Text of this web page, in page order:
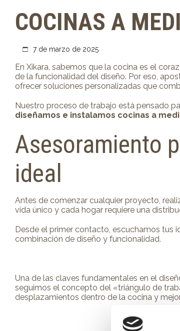
COCINAS A
7 de marzo de 2025
En Xikara, sabemos que la cocina es el
de la funcionalidad del diseño. Por eso,
ofrecer soluciones personalizadas que
Nuestro proceso de trabajo está pensado
diseñamos e instalamos cocinas a
Asesoramiento
ideal
Antes de comenzar cualquier proyecto,
vida único y cada hogar requiere una
Desde el primer contacto, escuchamos tus
combinación de diseño y funcionalidad.
Una de las claves fundamentales en el
seguimos el concepto del «triángulo de
desplazamientos dentro de la cocina y